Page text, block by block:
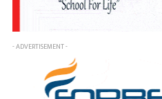
- ADVERTISEMENT -